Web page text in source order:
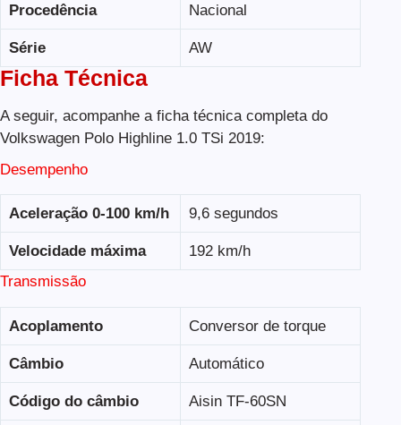
Procedência Nacional
Série AW
Ficha Técnica
A seguir, acompanhe a ficha técnica completa do
Volkswagen Polo Highline 1.0 TSi 2019:
Desempenho
Aceleração 0-100 km/h 9,6 segundos
Velocidade máxima
192 km/h
Transmissão
Acoplamento Conversor de torque
Câmbio Automático
Código do câmbio Aisin TF-60SN